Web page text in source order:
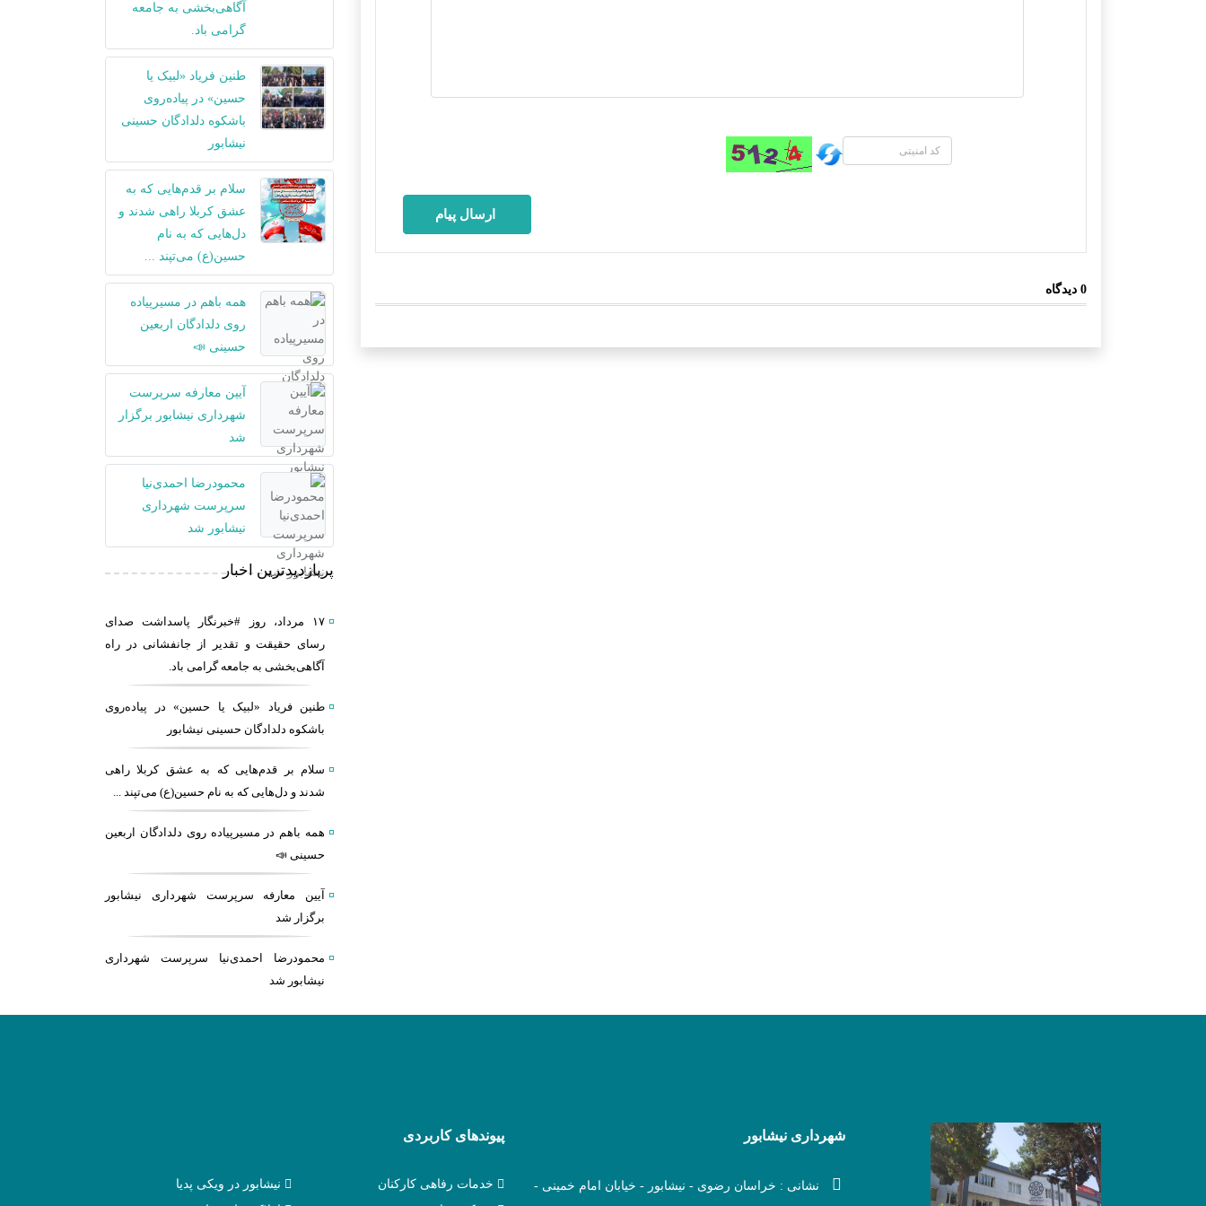
0 دیدگاه
آگاهی‌بخشی به جامعه
گرامی باد.
طنین فریاد «لبیک یا
حسین» در پیاده‌روی
باشکوه دلدادگان حسینی
نیشابور
سلام بر قدم‌هایی که به
عشق کربلا راهی شدند و
دل‌هایی که به نام
حسین(ع) می‌تپند ...
همه باهم در مسیرپیاده
روی دلدادگان اربعین
حسینی 📣
آیین معارفه سرپرست
شهرداری نیشابور برگزار
شد
محمودرضا احمدی‌نیا
سرپرست شهرداری
نیشابور شد
پربازدیدترین اخبار
۱۷ مرداد، روز #خبرنگار پاسداشت صدای
رسای حقیقت و تقدیر از جانفشانی در راه
آگاهی‌بخشی به جامعه گرامی باد.
طنین فریاد «لبیک یا حسین» در پیاده‌روی
باشکوه دلدادگان حسینی نیشابور
سلام بر قدم‌هایی که به عشق کربلا راهی
شدند و دل‌هایی که به نام حسین(ع) می‌تپند ...
همه باهم در مسیرپیاده روی دلدادگان اربعین
حسینی 📣
آیین معارفه سرپرست شهرداری نیشابور
برگزار شد
محمودرضا احمدی‌نیا سرپرست شهرداری
نیشابور شد
شهرداری نیشابور
نشانی : خراسان رضوی - نیشابور - خیابان امام خمینی -
پیوندهای کاربردی
خدمات رفاهی کارکنان
نیشابور در ویکی پدیا